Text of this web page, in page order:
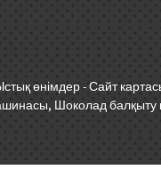
өнімдер-Сайт
, Шоколад